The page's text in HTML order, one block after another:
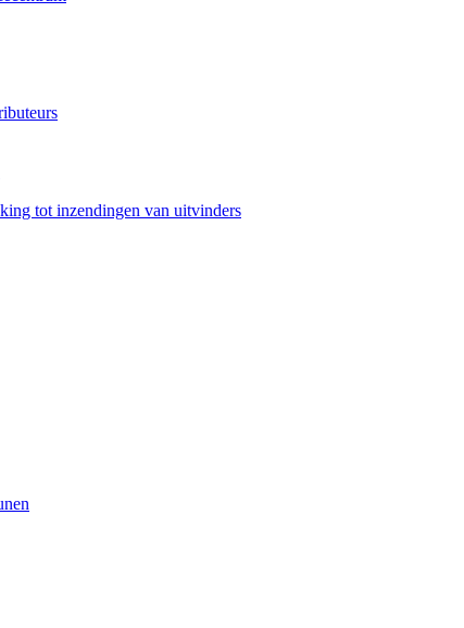
tot inzendingen van uitvinders